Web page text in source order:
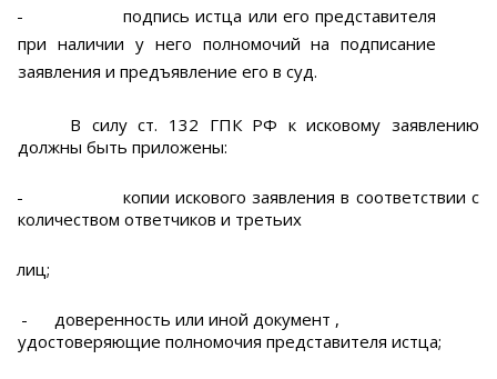
-
подпись истца или его представителя
при наличии у него полномочий на подписание
заявления и предъявление его в суд.
В силу ст. 132 ГПК РФ к исковому заявлению
должны быть приложены:
-
копии искового заявления в соответствии с
количеством ответчиков и третьих
лиц;
-
доверенность или иной документ ,
удостоверяющие полномочия представителя истца;